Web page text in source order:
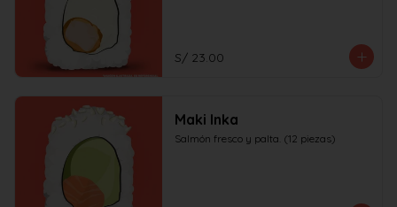
S/ 23.00
Maki Inka
Salmón fresco y palta. (12 piezas)